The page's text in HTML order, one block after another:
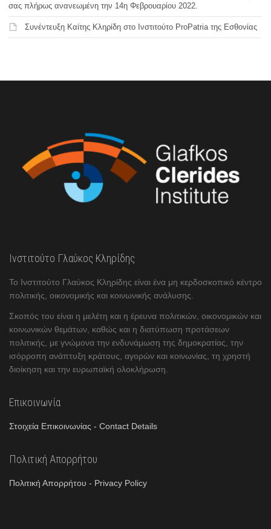
σας πλήρως ανανεωμένη την 14η Φεβρουαρίου 2022.
Συνέντευξη Καίτης Κληρίδη στο Ινστιτούτο ProPatria της Εσθονίας
Ινστιτούτο Γλαύκος Κληρίδης
Το Ινστιτούτο Γλαύκος Κληρίδης είναι ένα μη κερδοσκοπικό κέντρο
πολιτικής, οικονομικής και κοινωνικής ανάλυσης.
Σκοπός του είναι η μελέτη και η έρευνα πολιτικών, οικονομικών και
κοινωνικών θεμάτων, καθώς και η διατύπωση προτάσεων
πολιτικής, με γνώμονα την ενδυνάμωση της δημοκρατίας, την
ισόρροπη ανάπτυξη κράτους, αγορών και κοινωνίας, τη χρηστή
διοίκηση και την ευρωπαϊκή ολοκλήρωση.
Επικοινωνία
Στοιχεία Επικοινωνίας - Contact Details
Πολιτική Απορρήτου
Πολιτική Απορρήτου - Privacy Policy